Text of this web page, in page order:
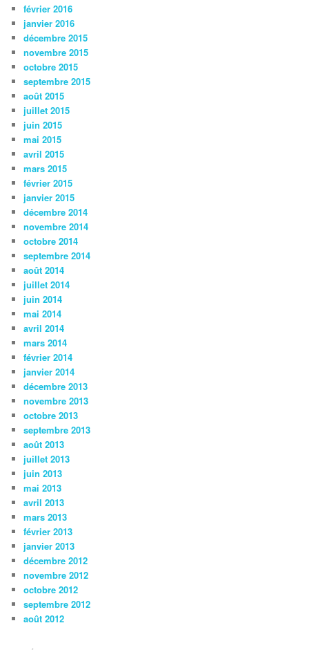
février 2016
janvier 2016
décembre 2015
novembre 2015
octobre 2015
septembre 2015
août 2015
juillet 2015
juin 2015
mai 2015
avril 2015
mars 2015
février 2015
janvier 2015
décembre 2014
novembre 2014
octobre 2014
septembre 2014
août 2014
juillet 2014
juin 2014
mai 2014
avril 2014
mars 2014
février 2014
janvier 2014
décembre 2013
novembre 2013
octobre 2013
septembre 2013
août 2013
juillet 2013
juin 2013
mai 2013
avril 2013
mars 2013
février 2013
janvier 2013
décembre 2012
novembre 2012
octobre 2012
septembre 2012
août 2012